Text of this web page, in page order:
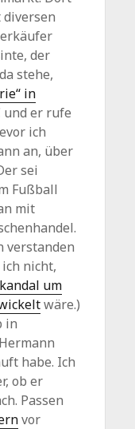
der
stehe,
in
und er rufe
ich
an, über
sei
Fußball
mit
verstanden
nicht,
um
wäre.)
in
habe. Ich
ob er
Passen
vor